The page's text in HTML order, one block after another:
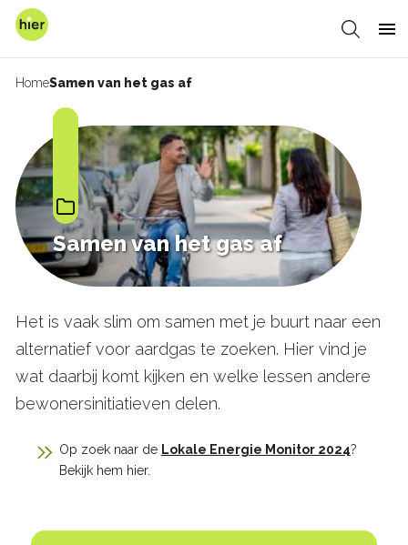
Overslaan
Zoeken
Kruimelpad
HomeSamen van het gas af
Samen van het gas af
Het is vaak slim om samen met je buurt naar een
alternatief voor aardgas te zoeken. Hier vind je
wat daarbij komt kijken en welke lessen andere
bewonersinitiatieven delen.
Op zoek naar de Lokale Energie Monitor 2024?
Bekijk hem hier.